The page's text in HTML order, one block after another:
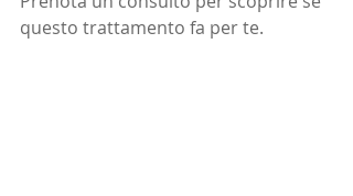
questo trattamento fa per te.